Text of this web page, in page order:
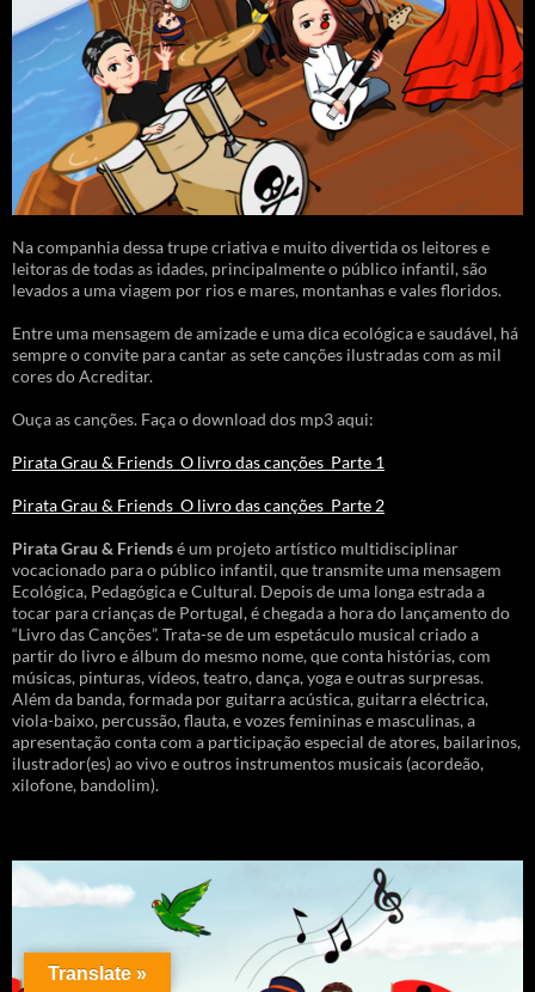
Na companhia dessa trupe criativa e muito divertida os leitores e
leitoras de todas as idades, principalmente o público infantil, são
levados a uma viagem por rios e mares, montanhas e vales floridos.
Entre uma mensagem de amizade e uma dica ecológica e saudável, há
sempre o convite para cantar as sete canções ilustradas com as mil
cores do Acreditar.
Ouça as canções. Faça o download dos mp3 aqui:
Pirata Grau & Friends_O livro das canções_Parte 1
Pirata Grau & Friends_O livro das canções_Parte 2
Pirata Grau & Friendsé um projeto artístico multidisciplinar
vocacionado para o público infantil, que transmite uma mensagem
Ecológica, Pedagógica e Cultural. Depois de uma longa estrada a
tocar para crianças de Portugal, é chegada a hora do lançamento do
“Livro das Canções”. Trata-se de um espetáculo musical criado a
partir do livro e álbum do mesmo nome, que conta histórias, com
músicas, pinturas, vídeos, teatro, dança, yoga e outras surpresas.
Além da banda, formada por guitarra acústica, guitarra eléctrica,
viola-baixo, percussão, flauta, e vozes femininas e masculinas, a
apresentação conta com a participação especial de atores, bailarinos,
ilustrador(es) ao vivo e outros instrumentos musicais (acordeão,
xilofone, bandolim).
Translate »